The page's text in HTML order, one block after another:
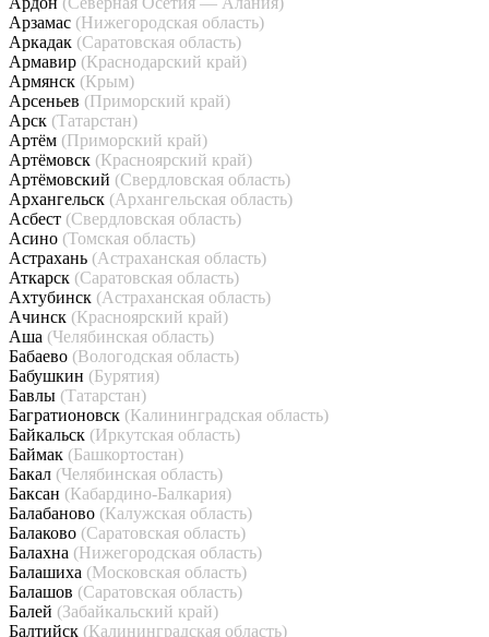
Арзамас (Нижегородская область)
Аркадак (Саратовская область)
Армавир (Краснодарский край)
Армянск (Крым)
Арсеньев (Приморский край)
Арск (Татарстан)
Артём (Приморский край)
Артёмовск (Красноярский край)
Артёмовский (Свердловская область)
Архангельск (Архангельская область)
Асбест (Свердловская область)
Асино (Томская область)
Астрахань (Астраханская область)
Аткарск (Саратовская область)
Ахтубинск (Астраханская область)
Ачинск (Красноярский край)
Аша (Челябинская область)
Бабаево (Вологодская область)
Бабушкин (Бурятия)
Бавлы (Татарстан)
Багратионовск (Калининградская область)
Байкальск (Иркутская область)
Баймак (Башкортостан)
Бакал (Челябинская область)
Баксан (Кабардино-Балкария)
Балабаново (Калужская область)
Балаково (Саратовская область)
Балахна (Нижегородская область)
Балашиха (Московская область)
Балашов (Саратовская область)
Балей (Забайкальский край)
Балтийск (Калининградская область)